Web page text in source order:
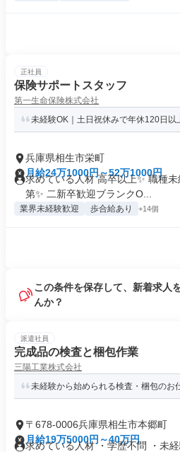
正社員
保険サポートスタッフ
第一生命保険株式会社
未経験OK｜土日祝休みで年休120日以
兵庫県相生市栄町
月給24万1000円～52万1000円
求めている人材 高卒以上✨ 職種
第✨ 二新卒歓迎ブランクO...
業界未経験歓迎 歩合給あり +14個
この条件を保存して、新着求人
んか？
派遣社員
完成品の検査と梱包作業
三陽工業株式会社
未経験から始められる検査・梱包のお
〒678-0006兵庫県相生市本郷町
月給19万5000円～40万円
求めている人材 ・学歴不問 ・未